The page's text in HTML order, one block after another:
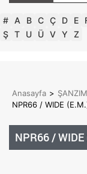
# A B C Ç D E
Ş T U Ü V Y Z
Anasayfa >
NPR66 / WIDE
NPR66 / WIDE